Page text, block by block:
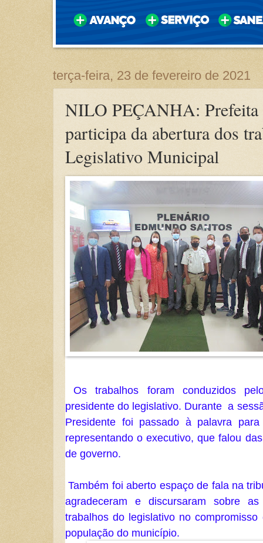
terça-feira, 23 de fevereiro de 2021
NILO PEÇANHA: Prefeita
participa da abertura dos
Legislativo Municipal
Os trabalhos foram conduzidos pelo vereador Joimar Santos,
presidente do legislativo. Durante  a
Presidente foi passado à palavra
representando o executivo, que falou
de governo.
Também foi aberto espaço de fala na tribuna para os Vereadores, que
agradeceram e discursaram sobre
trabalhos do legislativo no
população do município.